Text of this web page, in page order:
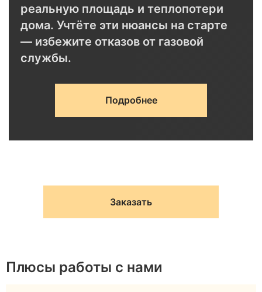
реальную площадь и теплопотери
дома. Учтёте эти нюансы на старте
— избежите отказов от газовой
службы.
Подробнее
Рекомендуемое
Почему
Воздуха
Заказать
Плюсы работы с нами